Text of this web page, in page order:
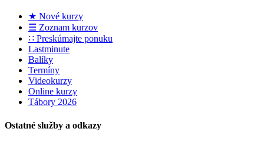
★ Nové kurzy
☰ Zoznam kurzov
∷ Preskúmajte ponuku
Lastminute
Balíky
Termíny
Videokurzy
Online kurzy
Tábory 2026
Ostatné služby a odkazy